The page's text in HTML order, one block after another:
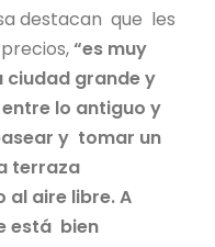
destacan que les
“es muy
ciudad grande y
lo antiguo y
y tomar un
terraza
aire libre. A
está bien